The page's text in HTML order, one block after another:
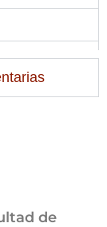
de